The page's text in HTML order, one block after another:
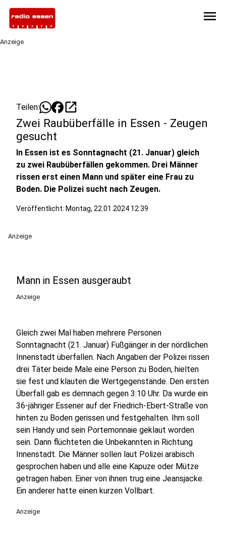
menu
Anzeige
Teilen: open_in_new
Zwei Raubüberfälle in Essen - Zeugen
gesucht
In Essen ist es Sonntagnacht (21. Januar) gleich
zu zwei Raubüberfällen gekommen. Drei Männer
rissen erst einen Mann und später eine Frau zu
Boden. Die Polizei sucht nach Zeugen.
Veröffentlicht: Montag, 22.01.2024 12:39
Anzeige
Mann in Essen ausgeraubt
Anzeige
Gleich zwei Mal haben mehrere Personen
Sonntagnacht (21. Januar) Fußgänger in der nördlichen
Innenstadt überfallen. Nach Angaben der Polizei rissen
drei Täter beide Male eine Person zu Boden, hielten
sie fest und klauten die Wertgegenstände. Den ersten
Überfall gab es demnach gegen 3:10 Uhr. Da wurde ein
36-jähriger Essener auf der Friedrich-Ebert-Straße von
hinten zu Boden gerissen und festgehalten. Ihm soll
sein Handy und sein Portemonnaie geklaut worden
sein. Dann flüchteten die Unbekannten in Richtung
Innenstadt. Die Männer sollen laut Polizei arabisch
gesprochen haben und alle eine Kapuze oder Mütze
getragen haben. Einer von ihnen trug eine Jeansjacke.
Ein anderer hatte einen kurzen Vollbart.
Anzeige